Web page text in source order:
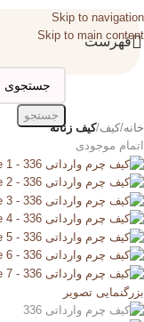
Skip to navigation
Skip to main content
فهرست
جستجو
خانه کیف کیف زنانه
اتمام موجودی
بزرگنمایی تصویر